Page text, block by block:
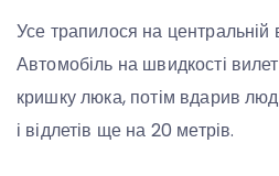
Усе трапилося на центральній
Автомобіль на швидкості
кришку люка, потім вдарив
і відлетів ще на 20 метрів.